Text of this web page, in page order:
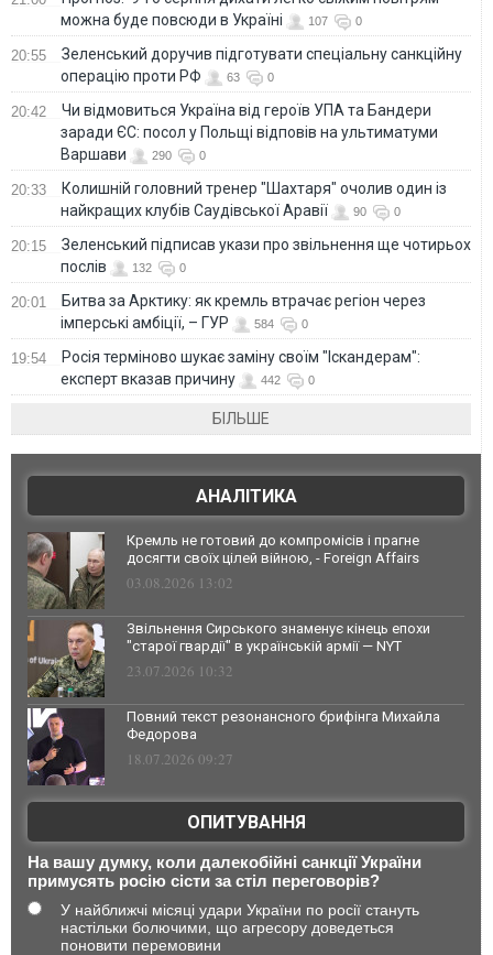
можна буде повсюди в Україні
107 0
20:55
Зеленський доручив підготувати спеціальну санкційну
операцію проти РФ
63 0
20:42
Чи відмовиться Україна від героїв УПА та Бандери
заради ЄС: посол у Польщі відповів на ультиматуми
Варшави
290 0
20:33
Колишній головний тренер "Шахтаря" очолив один із
найкращих клубів Саудівської Аравії
90 0
20:15
Зеленський підписав укази про звільнення ще чотирьох
послів
132 0
20:01
Битва за Арктику: як кремль втрачає регіон через
імперські амбіції, – ГУР
584 0
19:54
Росія терміново шукає заміну своїм "Іскандерам":
експерт вказав причину
442 0
БІЛЬШЕ
АНАЛІТИКА
Кремль не готовий до компромісів і прагне
досягти своїх цілей війною, - Foreign Affairs
03.08.2026 13:02
Звільнення Сирського знаменує кінець епохи
"старої гвардії" в українській армії — NYT
23.07.2026 10:32
Повний текст резонансного брифінга Михайла
Федорова
18.07.2026 09:27
ОПИТУВАННЯ
На вашу думку, коли далекобійні санкції України
примусять росію сісти за стіл переговорів?
У найближчі місяці удари України по росії стануть
настільки болючими, що агресору доведеться
поновити перемовини